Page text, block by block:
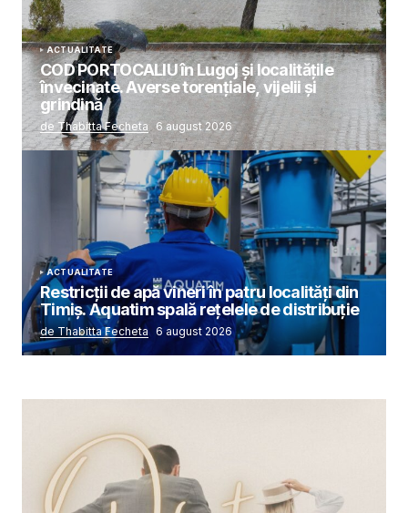
ACTUALITATE
COD PORTOCALIU în Lugoj și localitățile
învecinate. Averse torențiale, vijelii și
grindină
de Thabitta Fecheta 6 august 2026
ACTUALITATE
Restricții de apă vineri în patru localități din
Timiș. Aquatim spală rețelele de distribuție
de Thabitta Fecheta 6 august 2026